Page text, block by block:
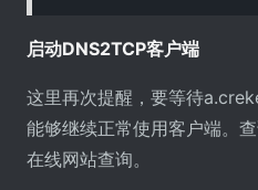
启动DNS2TCP客户端
这里再次提醒，要等待
能够继续正常使用客户端。
在线网站查询。